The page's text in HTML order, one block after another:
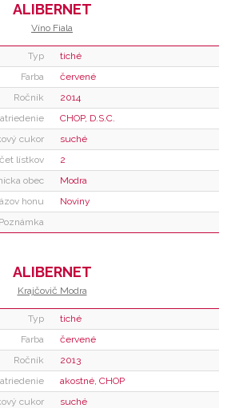
ALIBERNET
Víno Fiala
Typ
tiché
Farba
červené
Ročník
2014
CHOP, D.S.C.
cukor
suché
lístkov
2
obec
Modra
honu
Noviny
Poznámka
ALIBERNET
Krajčovič Modra
Typ
tiché
Farba
červené
Ročník
2013
akostné, CHOP
cukor
suché